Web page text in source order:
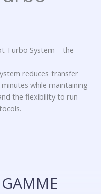
Turbo System – the
reduces transfer
while maintaining
the flexibility to run